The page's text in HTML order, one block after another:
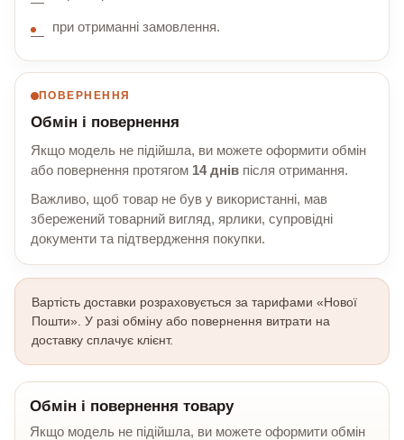
при отриманні замовлення.
ПОВЕРНЕННЯ
Обмін і повернення
Якщо модель не підійшла, ви можете оформити обмін
або повернення протягом 14 днів після отримання.
Важливо, щоб товар не був у використанні, мав
збережений товарний вигляд, ярлики, супровідні
документи та підтвердження покупки.
Вартість доставки розраховується за тарифами «Нової
Пошти». У разі обміну або повернення витрати на
доставку сплачує клієнт.
Обмін і повернення товару
Якщо модель не підійшла, ви можете оформити обмін